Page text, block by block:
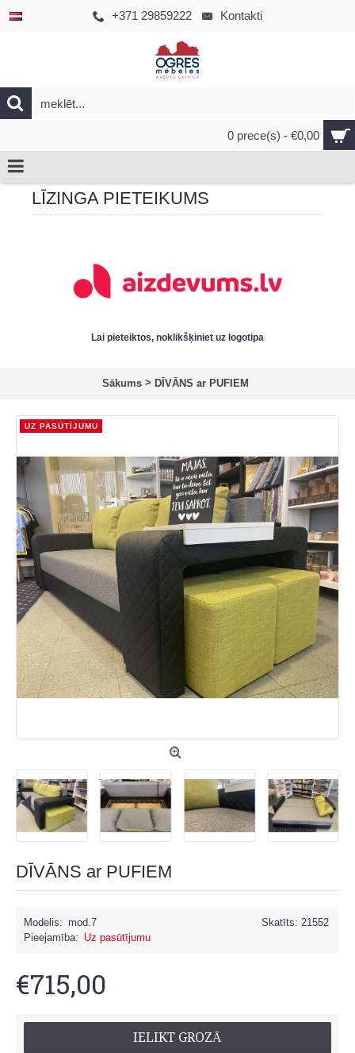
+371 29859222 Kontakti
0 prece(s) - €0,00
LĪZINGA PIETEIKUMS
Lai pieteiktos, noklikšķiniet uz logotipa
Sākums > DĪVĀNS ar PUFIEM
UZ PASŪTĪJUMU
DĪVĀNS ar PUFIEM
Skatīts: 21552
Modelis: mod.7
Pieejamība: Uz pasūtījumu
€715,00
IELIKT GROZĀ